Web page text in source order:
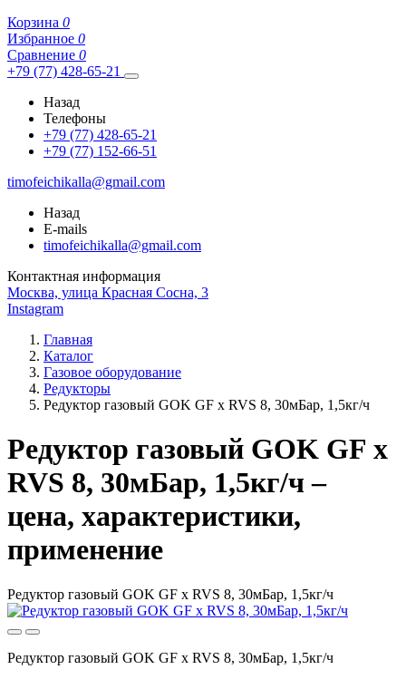
Корзина 0
Избранное 0
Сравнение 0
+79 (77) 428-65-21
Назад
Телефоны
+79 (77) 428-65-21
+79 (77) 152-66-51
timofeichikalla@gmail.com
Назад
E-mails
timofeichikalla@gmail.com
Контактная информация
Москва, улица Красная Сосна, 3
Instagram
Главная
Каталог
Газовое оборудование
Редукторы
Редуктор газовый GOK GF x RVS 8, 30мБар, 1,5кг/ч
Редуктор газовый GOK GF x
RVS 8, 30мБар, 1,5кг/ч –
цена, характеристики,
применение
Редуктор газовый GOK GF x RVS 8, 30мБар, 1,5кг/ч
Редуктор газовый GOK GF x RVS 8, 30мБар, 1,5кг/ч